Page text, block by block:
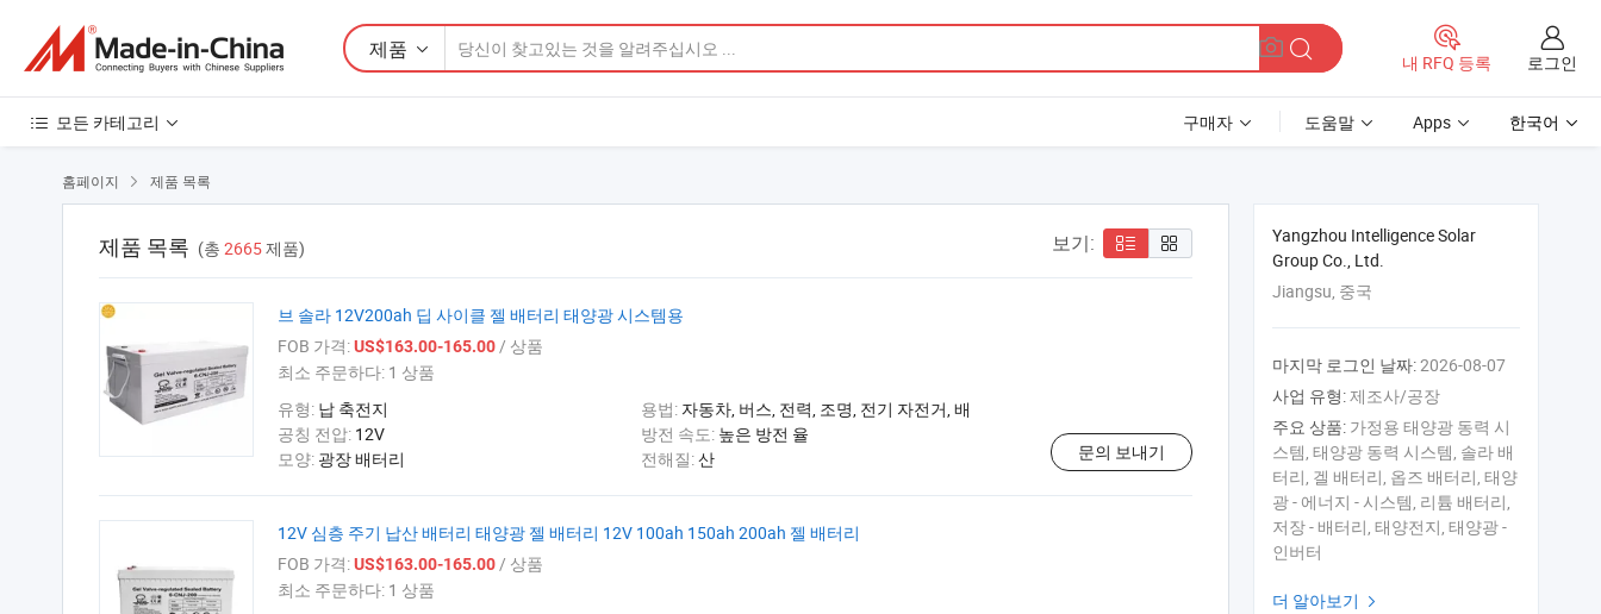
제품
내 RFQ 등록 로그인
모든 카테고리 구매자 도움말 Apps 한국어
홈페이지  제품 목록
제품 목록 (총 2665제품) 보기:
브 솔라 12V200ah 딥 사이클 젤 배터리 태양광 시스템용
FOB 가격:US$163.00-165.00/ 상품
최소 주문하다: 1 상품
유형: 납 축전지 용법: 자동차, 버스, 전력, 조명, 전기 자전거, 배
공칭 전압: 12V 방전 속도: 높은 방전 율
모양: 광장 배터리 전해질:산 문의 보내기
12V 심층 주기 납산 배터리 태양광 젤 배터리 12V 100ah 150ah 200ah 젤 배터리
FOB 가격:US$163.00-165.00/ 상품
최소 주문하다: 1 상품
Yangzhou Intelligence Solar
Group Co., Ltd.
Jiangsu, 중국
마지막 로그인 날짜:2026-08-07
사업 유형:제조사/공장
주요 상품: 가정용 태양광 동력 시
스템, 태양광 동력 시스템, 솔라 배
터리, 겔 배터리, 옵즈 배터리, 태양
광 - 에너지 - 시스템, 리튬 배터리,
저장 - 배터리, 태양전지, 태양광 -
인버터
더 알아보기 